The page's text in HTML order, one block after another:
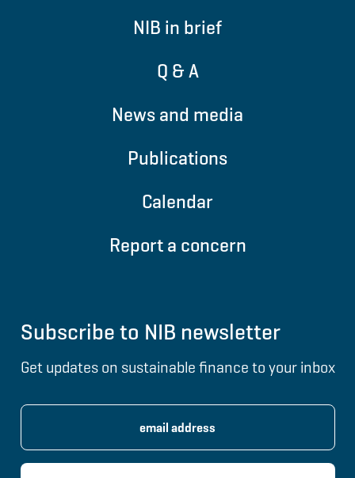
NIB in brief
Q & A
News and media
Publications
Calendar
Report a concern
Subscribe to NIB newsletter
Get updates on sustainable finance to your inbox